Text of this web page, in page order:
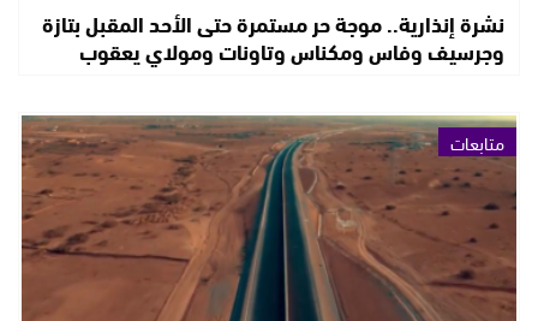
نشرة إنذارية.. موجة حر مستمرة حتى الأحد المقبل بتازة
وجرسيف وفاس ومكناس وتاونات ومولاي يعقوب
متابعات